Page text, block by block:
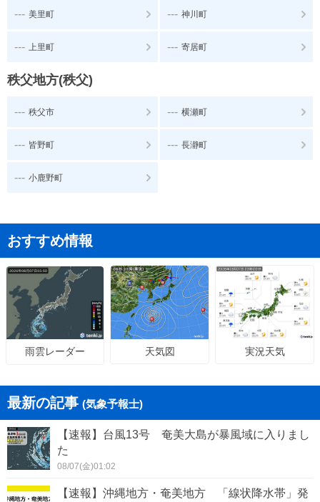
--- 美里町 --- 神川町
--- 上里町 --- 寄居町
秩父地方(秩父)
--- 秩父市 --- 横瀬町
--- 皆野町 --- 長瀞町
--- 小鹿野町
おすすめ情報
雨雲レーダー 天気図 実況天気
最新の記事 (気象予報士)
【速報】台風13号 奄美大島が暴風域に入りまし
た
08/07(金)01:02
【速報】沖縄地方・奄美地方 「線状降水帯」発